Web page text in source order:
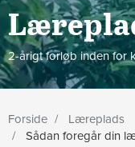
2-årigt forløb inden for
Forside
Læreplads
Sådan foregår din